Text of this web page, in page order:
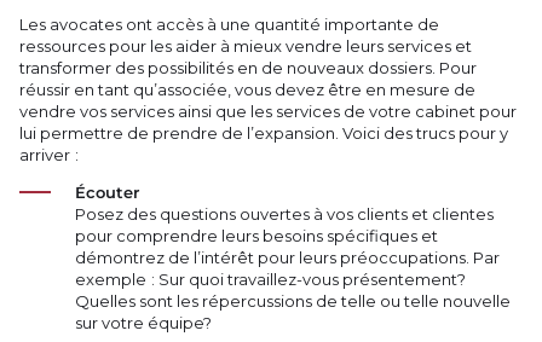
Les avocates ont accès à une quantité importante de
ressources pour les aider à mieux vendre leurs services et
transformer des possibilités en de nouveaux dossiers. Pour
réussir en tant qu’associée, vous devez être en mesure de
vendre vos services ainsi que les services de votre cabinet pour
lui permettre de prendre de l’expansion. Voici des trucs pour y
arriver :
Écouter
Posez des questions ouvertes à vos clients et clientes
pour comprendre leurs besoins spécifiques et
démontrez de l’intérêt pour leurs préoccupations. Par
exemple : Sur quoi travaillez-vous présentement?
Quelles sont les répercussions de telle ou telle nouvelle
sur votre équipe?